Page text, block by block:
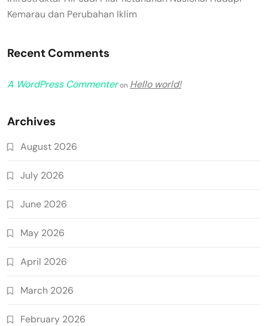
Kemarau dan Perubahan Iklim
Recent Comments
A WordPress Commenteron Hello world!
Archives
August 2026
July 2026
June 2026
May 2026
April 2026
March 2026
February 2026